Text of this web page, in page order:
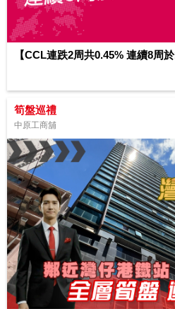
【CCL連跌2周共0.45% 連續8周
筍盤巡禮
中原工商舖